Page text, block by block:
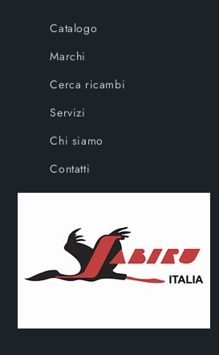
Catalogo
Marchi
Cerca ricambi
Servizi
Chi siamo
Contatti